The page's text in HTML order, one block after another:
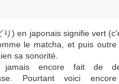
り) en japonais signifie vert
le matcha, et puis
sa sonorité.
jamais encore fait de
Pourtant voici